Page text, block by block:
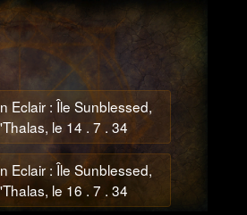
Eclair : Île Sunblessed,
le 14 . 7 . 34
Eclair : Île Sunblessed,
le 16 . 7 . 34